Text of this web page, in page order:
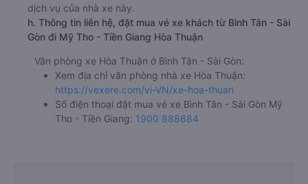
dịch vụ của nhà xe này.
h. Thông tin liên hệ, đặt mua vé xe khách từ Bình Tân - Sài
Gòn đi Mỹ Tho - Tiền Giang Hòa Thuận
Văn phòng xe Hòa Thuận ở Bình Tân - Sài Gòn:
Xem địa chỉ văn phòng nhà xe Hòa Thuận:
https://vexere.com/vi-VN/xe-hoa-thuan
Số điện thoại đặt mua vé xe Bình Tân - Sài Gòn Mỹ
Tho - Tiền Giang: 1900 888684